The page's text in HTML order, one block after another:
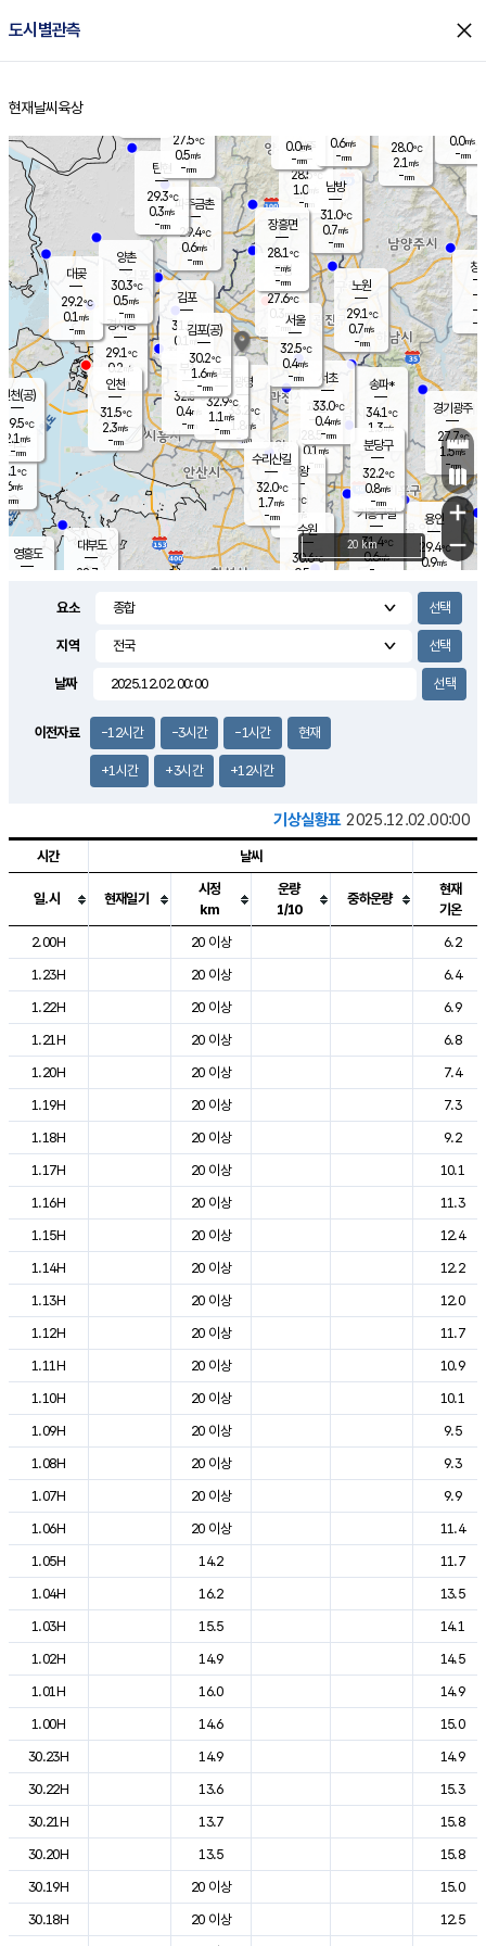
도시별관측 close
홈
현재날씨 육상
의도
℃
m/s
mm
영흥도
양주
28.5℃
1.0
-mm
과천
28.5℃
0.1m/s
- mm
용인
29.4℃
0.9m/s
경기광주
27.7℃
1.5m/s
-mm
0.9m/s
대부도
28.7
경서동
29.1℃
0.2 m/s
-mm
파주금촌
29.4℃
0.6m/s
-mm
28.0℃
2.1 m/s
-mm
대곶
29.2℃
0.1 m/s
-mm
창
-
-m/
-
탄현
29.3℃
0.3m/s
-mm
0.0m/s
-mm
의왕
- ℃
m/s
mm
김포
31.0℃
0.1 m/s
mm
광명
33.2 ℃
1.8 m/s
-mm
부천
32.5℃
0.4m/s
-mm
양촌
30.3℃
0.5m/s
-mm
구로
32.9℃
1.1 m/s
-mm
은평
27.6℃
0.3 m/s
- mm
노원
29.1℃
0.7m/s
-mm
송파*
34.1℃
1.3m/s
-mm
서초
33.0℃
0.4m/s
-mm
남방
31.0℃
0.7m/s
-mm
기흥구갈
31.4℃
0.6m/s
-
수리산길
32.0℃
1.7m/s
-mm
분당구
32.2℃
0.8m/s
-mm
장흥면
28.1℃
-m/s
-mm
0.0m/s
-mm
인천(공)
29.5℃
2.1 m/s
-mm
김포(공)
30.2℃
1.6m/s
-mm
수원
30.6℃
0.5 m/s
인천
31.5℃
2.3m/s
-mm
서울
32.5℃
0.4m/s
-mm
27.5℃
0.5m/s
-mm
0.6m/s
-mm
+
−
20 km
요소
지역
날짜
이전자료 -12시간 -3시간 -1시간 현재
+1시간 +3시간 +12시간
기상실황표 2025.12.02.00:00
도시별 기상실황표로 지점, 날씨, 기온, 강수, 바람, 기압등을 안내한 표입
시간 날씨
일.시 현재일기
시정
km
운량
1/10
중하운량
현재
기온
2.00H
20 이상
6.2
1.23H
20 이상
6.4
1.22H
20 이상
6.9
1.21H
20 이상
6.8
1.20H
20 이상
7.4
1.19H
20 이상
7.3
1.18H
20 이상
9.2
1.17H
20 이상
10.1
1.16H
20 이상
11.3
1.15H
20 이상
12.4
1.14H
20 이상
12.2
1.13H
20 이상
12.0
1.12H
20 이상
11.7
1.11H
20 이상
10.9
1.10H
20 이상
10.1
1.09H
20 이상
9.5
1.08H
20 이상
9.3
1.07H
20 이상
9.9
1.06H
20 이상
11.4
1.05H
14.2
11.7
1.04H
16.2
13.5
1.03H
15.5
14.1
1.02H
14.9
14.5
1.01H
16.0
14.9
1.00H
14.6
15.0
30.23H
14.9
14.9
30.22H
13.6
15.3
30.21H
13.7
15.8
30.20H
13.5
15.8
30.19H
20 이상
15.0
30.18H
20 이상
12.5